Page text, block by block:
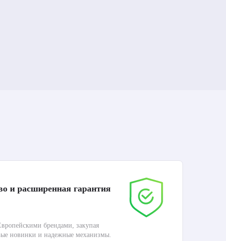
и расширенная гарантия
брендами, закупая
новинки и надежные механизмы.